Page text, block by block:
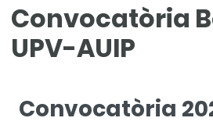
Convocatòria
UPV-AUIP
Convocatòria